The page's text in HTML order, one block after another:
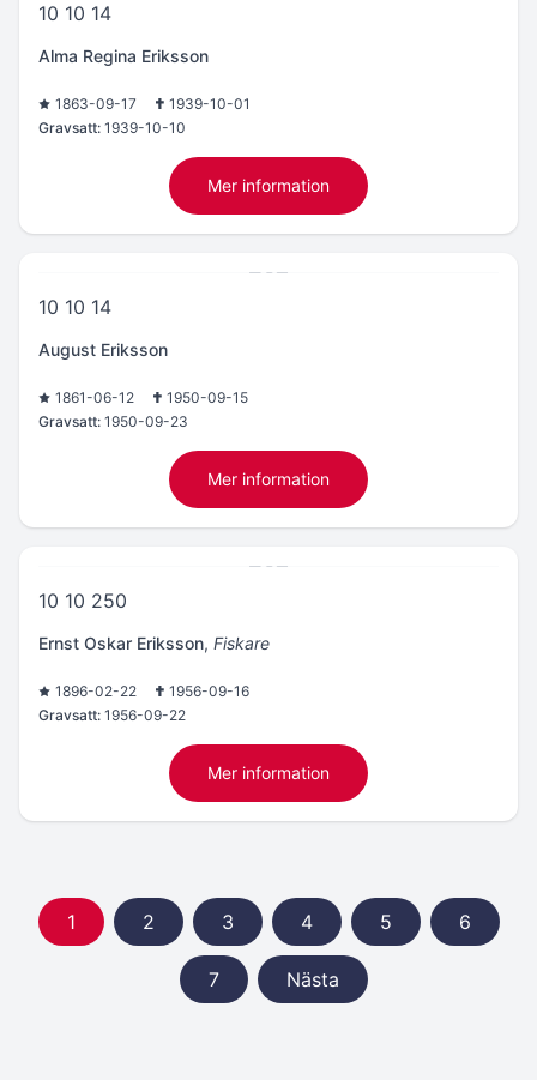
10 10 14
Alma Regina Eriksson
1863-09-17
1939-10-01
Gravsatt: 1939-10-10
Mer information
10 10 14
August Eriksson
1861-06-12
1950-09-15
Gravsatt: 1950-09-23
Mer information
10 10 250
Ernst Oskar Eriksson, Fiskare
1896-02-22
1956-09-16
Gravsatt: 1956-09-22
Mer information
1 2 3 4 5 6
7 Nästa